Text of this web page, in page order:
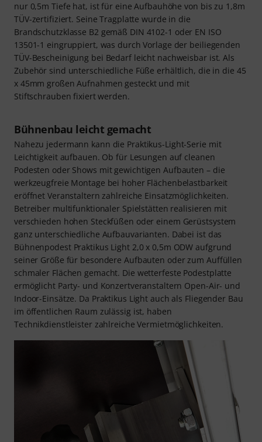
nur 0,5m Tiefe hat, ist für eine Aufbauhöhe von bis zu 1,8m
TÜV-zertifiziert. Seine Tragplatte wurde in die
Brandschutzklasse B2 gemäß DIN 4102-1 oder EN ISO
13501-1 eingruppiert, was durch Vorlage der beiliegenden
TÜV-Bescheinigung bei Bedarf leicht nachweisbar ist. Als
Zubehör sind unterschiedliche Füße erhältlich, die in die 45
x 45mm großen Aufnahmen gesteckt und mit
Stiftschrauben fixiert werden.
Bühnenbau leicht gemacht
Nahezu jedermann kann die Praktikus-Light-Serie mit
Leichtigkeit aufbauen. Ob für Lesungen auf cleanen
Podesten oder Shows mit gewichtigen Aufbauten – die
werkzeugfreie Montage bei hoher Flächenbelastbarkeit
eröffnet Veranstaltern zahlreiche Einsatzmöglichkeiten.
Betreiber multifunktionaler Spielstätten realisieren mit
verschieden hohen Steckfüßen oder einem Gerüstsystem
ganz unterschiedliche Aufbauvarianten. Dabei ist das
Bühnenpodest Praktikus Light 2,0 x 0,5m ODW aufgrund
seiner Größe für besondere Aufbauten oder zum Auffüllen
schmaler Flächen gemacht. Die wetterfeste Podestplatte
ermöglicht Party- und Konzertveranstaltern Open-Air- und
Indoor-Einsätze. Da Praktikus Light auch als Fliegender Bau
im öffentlichen Raum zulässig ist, haben
Technikdienstleister zahlreiche Vermietmöglichkeiten.